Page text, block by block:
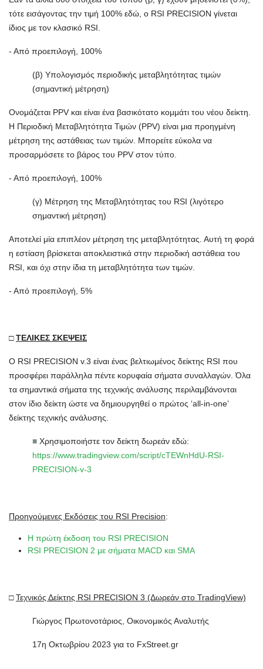
τότε εισάγοντας την τιμή 100% εδώ, ο RSI PRECISION γίνεται
ίδιος με τον κλασικό RSI.
- Από προεπιλογή, 100%
(β) Υπολογισμός περιοδικής μεταβλητότητας τιμών
(σημαντική μέτρηση)
Ονομάζεται PPV και είναι ένα βασικότατο κομμάτι του νέου δείκτη.
Η Περιοδική Μεταβλητότητα Τιμών (PPV) είναι μια προηγμένη
μέτρηση της αστάθειας των τιμών. Μπορείτε εύκολα να
προσαρμόσετε το βάρος του PPV στον τύπο.
- Από προεπιλογή, 100%
(γ) Μέτρηση της Μεταβλητότητας του RSI (λιγότερο
σημαντική μέτρηση)
Αποτελεί μία επιπλέον μέτρηση της μεταβλητότητας. Αυτή τη φορά
η εστίαση βρίσκεται αποκλειστικά στην περιοδική αστάθεια του
RSI, και όχι στην ίδια τη μεταβλητότητα των τιμών.
- Από προεπιλογή, 5%
□ΤΕΛΙΚΕΣ ΣΚΕΨΕΙΣ
Ο RSI PRECISION v.3 είναι ένας βελτιωμένος δείκτης RSI που
προσφέρει παράλληλα πέντε κορυφαία σήματα συναλλαγών. Όλα
τα σημαντικά σήματα της τεχνικής ανάλυσης περιλαμβάνονται
στον ίδιο δείκτη ώστε να δημιουργηθεί ο πρώτος ‘all-in-one’
δείκτης τεχνικής ανάλυσης.
■ Χρησιμοποιήστε τον δείκτη δωρεάν εδώ:
https://www.tradingview.com/script/cTEWnHdU-RSI-
PRECISION-v-3
Προηγούμενες Εκδόσεις του RSI Precision:
Η πρώτη έκδοση του RSI PRECISION
RSI PRECISION 2 με σήματα MACD και SMA
□Τεχνικός Δείκτης RSI PRECISION 3 (Δωρεάν στο TradingView)
Γιώργος Πρωτονοτάριος, Οικονομικός Αναλυτής
17η Οκτωβρίου 2023 για το FxStreet.gr